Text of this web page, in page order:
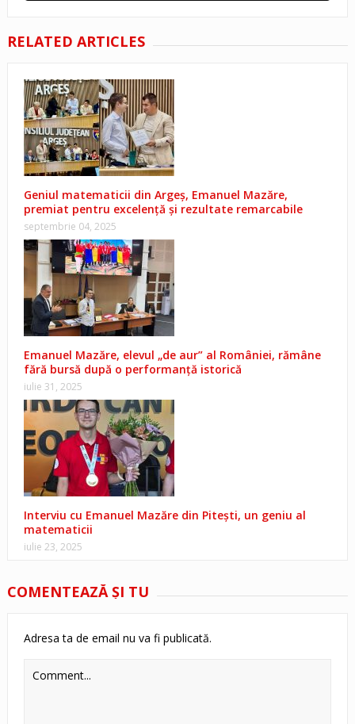
RELATED ARTICLES
Geniul matematicii din Argeș, Emanuel Mazăre,
premiat pentru excelență și rezultate remarcabile
septembrie 04, 2025
Emanuel Mazăre, elevul „de aur” al României, rămâne
fără bursă după o performanță istorică
iulie 31, 2025
Interviu cu Emanuel Mazăre din Pitești, un geniu al
matematicii
iulie 23, 2025
COMENTEAZĂ ŞI TU
Adresa ta de email nu va fi publicată.